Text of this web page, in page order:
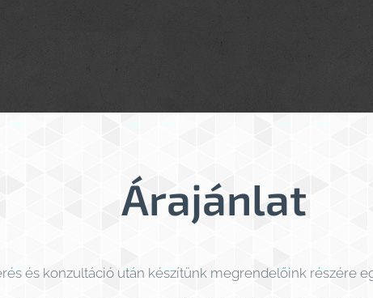
Árajánlat
és konzultáció után készítünk megrendelőink részére